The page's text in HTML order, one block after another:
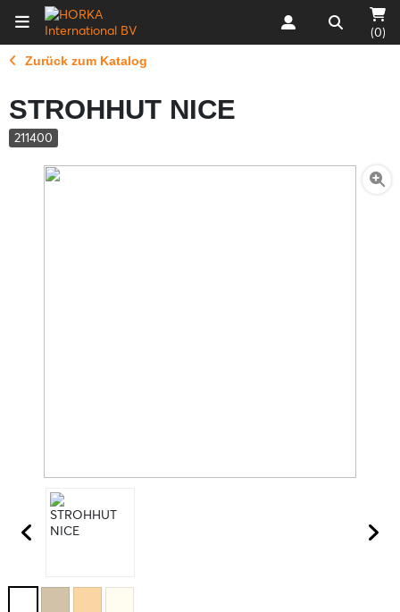
(0)
Zurück zum Katalog
STROHHUT NICE
211400